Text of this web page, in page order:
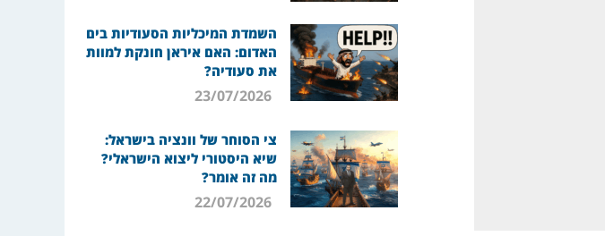
השמדת המיכליות הסעודיות בים
האדום: האם איראן חונקת למוות
את סעודיה?
23/07/2026
צי הסוחר של וונציה בישראל:
שיא היסטורי ליצוא הישראלי?
מה זה אומר?
22/07/2026